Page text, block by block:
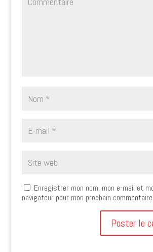
Enregistrer mon nom, mon e-mail et
navigateur pour mon prochain commentaire.